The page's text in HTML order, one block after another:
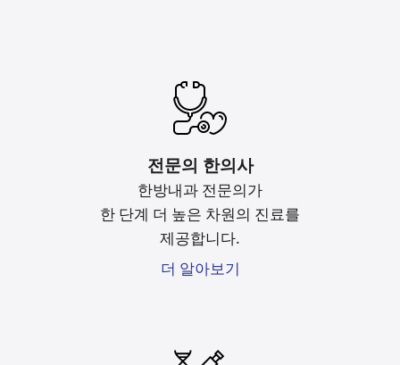
전문의 한의사
한방내과 전문의가
한 단계 더 높은 차원의 진료를
제공합니다.
더 알아보기